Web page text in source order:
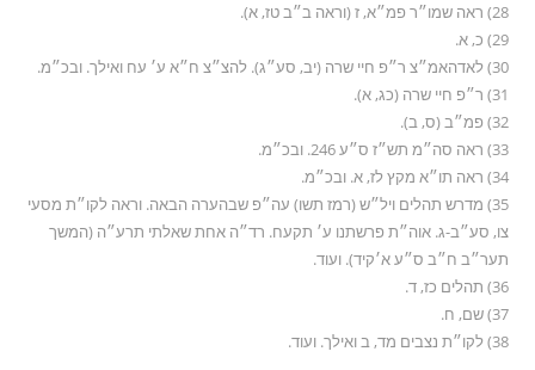
28) ראה שמו״ר פמ״א, ז (וראה ב״ב טז, א).
29) כ, א.
30) לאדהאמ״צ ר״פ חיי שרה (יב, סע״ג). להצ״צ ח״א ע׳ עח ואילך. ובכ״מ.
31) ר״פ חיי שרה (כג, א).
32) פמ״ב (ס, ב).
33) ראה סה״מ תש״ז ס״ע 246. ובכ״מ.
34) ראה תו״א מקץ לז, א. ובכ״מ.
35) מדרש תהלים ויל״ש (רמז תשו) עה״פ שבהערה הבאה. וראה לקו״ת מסעי
צו, סע״ב-ג. אוה״ת פרשתנו ע׳ תקעח. רד״ה אחת שאלתי תרע״ה (המשך
תער״ב ח״ב ס״ע א׳קיד). ועוד.
36) תהלים כז, ד.
37) שם, ח.
38) לקו״ת נצבים מד, ב ואילך. ועוד.